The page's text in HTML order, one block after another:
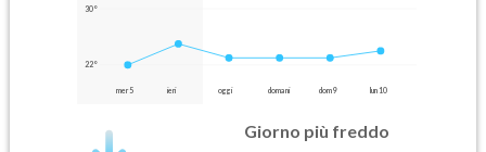
30°
22°
mer 5 ieri oggi domani dom 9 lun 10
Giorno più freddo